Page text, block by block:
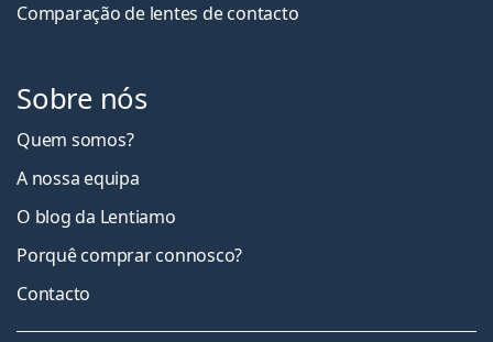
Comparação de lentes de contacto
Sobre nós
Quem somos?
A nossa equipa
O blog da Lentiamo
Porquê comprar connosco?
Contacto